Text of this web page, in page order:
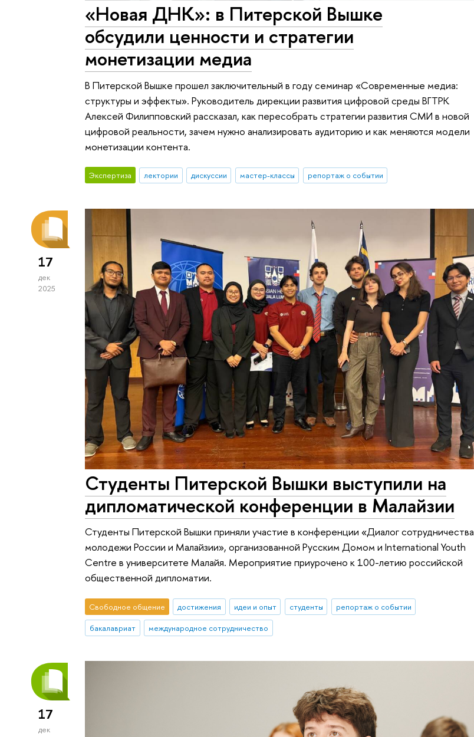
«Новая ДНК»: в Питерской Вышке
обсудили ценности и стратегии
монетизации медиа
В Питерской Вышке прошел заключительный в году семинар «Современные медиа:
структуры и эффекты». Руководитель дирекции развития цифровой среды ВГТРК
Алексей Филипповский рассказал, как пересобрать стратегии развития СМИ в новой
цифровой реальности, зачем нужно анализировать аудиторию и как меняются модели
монетизации контента.
Экспертиза лектории дискуссии мастер-классы репортаж о событии
17
дек
2025
Студенты Питерской Вышки выступили на
дипломатической конференции в Малайзии
Студенты Питерской Вышки приняли участие в конференции «Диалог сотрудничества
молодежи России и Малайзии», организованной Русским Домом и International Youth
Centre в университете Малайя. Мероприятие приурочено к 100-летию российской
общественной дипломатии.
Свободное общение достижения идеи и опыт студенты
репортаж о событии
бакалавриат
международное сотрудничество
17
дек